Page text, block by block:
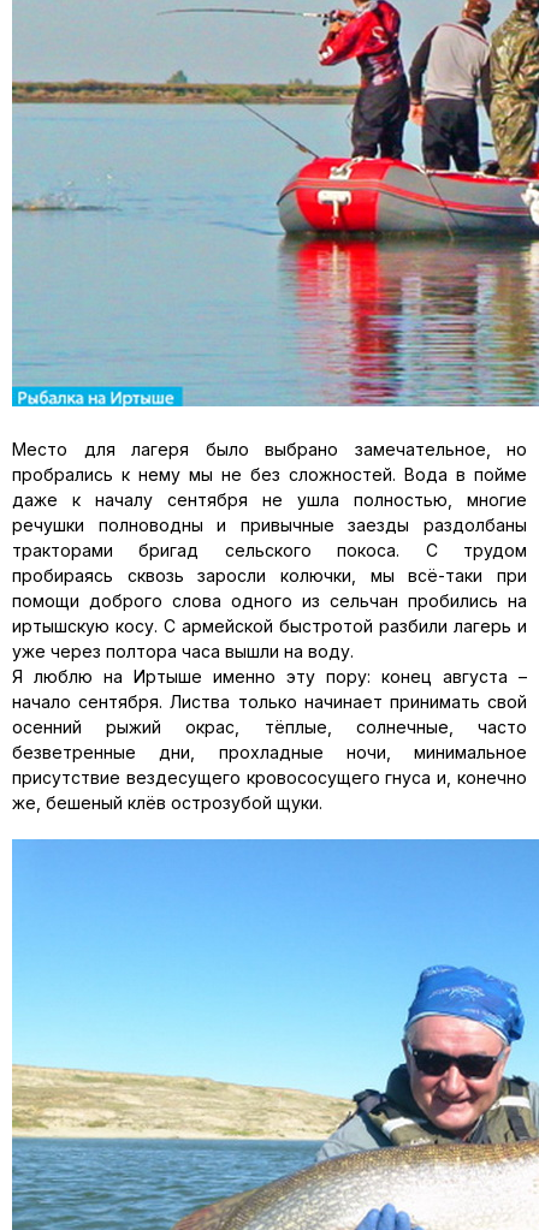
Место для лагеря было выбрано замечательное, но
пробрались к нему мы не без сложностей. Вода в пойме
даже к началу сентября не ушла полностью, многие
речушки полноводны и привычные заезды раздолбаны
тракторами бригад сельского покоса. С трудом
пробираясь сквозь заросли колючки, мы всё-таки при
помощи доброго слова одного из сельчан пробились на
иртышскую косу. С армейской быстротой разбили лагерь и
уже через полтора часа вышли на воду.
Я люблю на Иртыше именно эту пору: конец августа –
начало сентября. Листва только начинает принимать свой
осенний рыжий окрас, тёплые, солнечные, часто
безветренные дни, прохладные ночи, минимальное
присутствие вездесущего кровососущего гнуса и, конечно
же, бешеный клёв острозубой щуки.